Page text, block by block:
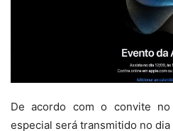
De acordo com o convite no
especial será transmitido no dia